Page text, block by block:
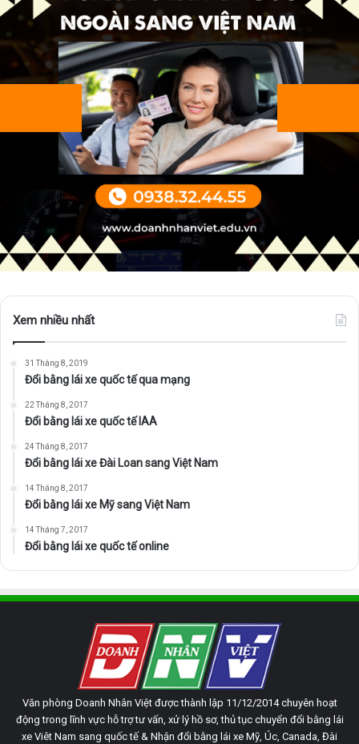
Xem nhiều nhất
31 Tháng 8, 2019
Đổi bằng lái xe quốc tế qua mạng
22 Tháng 8, 2017
Đổi bằng lái xe quốc tế IAA
24 Tháng 8, 2017
Đổi bằng lái xe Đài Loan sang Việt Nam
14 Tháng 8, 2017
Đổi bằng lái xe Mỹ sang Việt Nam
14 Tháng 7, 2017
Đổi bằng lái xe quốc tế online
Văn phòng Doanh Nhân Việt được thành lập 11/12/2014 chuyên hoạt
động trong lĩnh vực hỗ trợ tư vấn, xử lý hồ sơ, thủ tục chuyển đổi bằng lái
xe Viêt Nam sang quốc tế & Nhận đổi bằng lái xe Mỹ, Úc, Canada, Đài